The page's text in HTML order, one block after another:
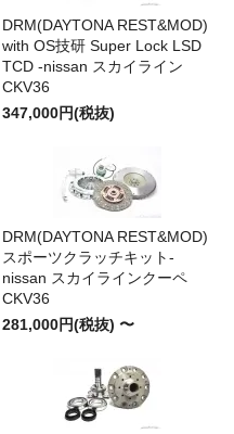
DRM(DAYTONA REST&MOD)
with OS技研 Super Lock LSD
TCD -nissan スカイライン
CKV36
347,000円(税抜)
DRM(DAYTONA REST&MOD)
スポーツクラッチキット-
nissan スカイラインクーペ
CKV36
281,000円(税抜) 〜